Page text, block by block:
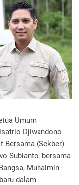
Umum
Djiwandono
Bersama (Sekber)
Subianto, bersama
Muhaimin
dalam